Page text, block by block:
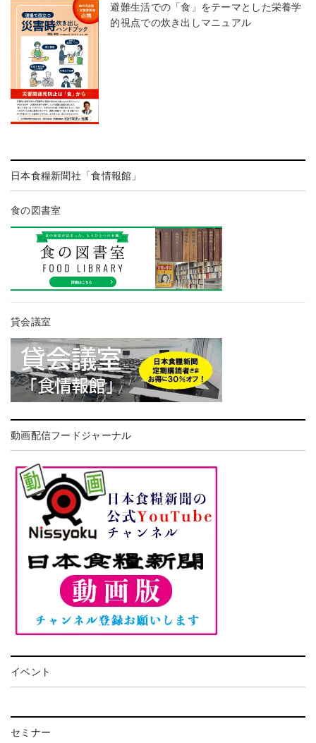
避難生活での「食」をテーマとした栄養学
的視点での炊き出しマニュアル
日本食糧新聞社「食情報館」
食の図書室
貸会議室
動画配信フードジャーナル
イベント
セミナー